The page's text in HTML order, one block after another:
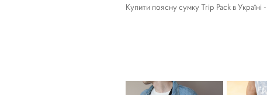
Купити поясну сумку Trip Pack в